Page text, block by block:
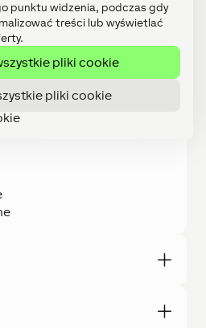
punktu widzenia, podczas gdy
treści lub wyświetlać
pliki cookie
pliki cookie